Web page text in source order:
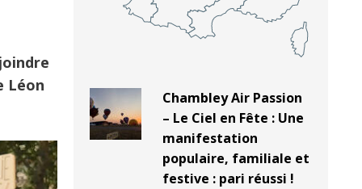
Léon
Chambley Air Passion
– Le Ciel en Fête : Une
manifestation
populaire, familiale et
festive : pari réussi !